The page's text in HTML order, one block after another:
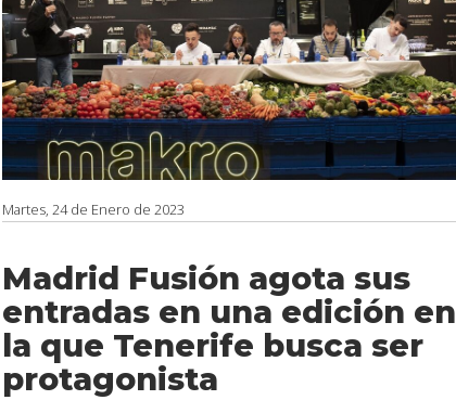
Martes, 24 de Enero de 2023
Madrid Fusión agota sus
entradas en una edición en
la que Tenerife busca ser
protagonista